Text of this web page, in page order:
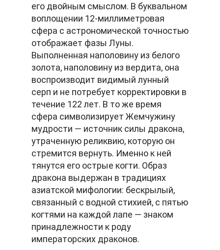
его двойным смыслом. В буквальном
воплощении 12-миллиметровая
сфера с астрономической точностью
отображает фазы Луны.
Выполненная наполовину из белого
золота, наполовину из вердита, она
воспроизводит видимый лунный
серп и не потребует корректировки в
течение 122 лет. В то же время
сфера символизирует Жемчужину
мудрости — источник силы дракона,
утраченную реликвию, которую он
стремится вернуть. Именно к ней
тянутся его острые когти. Образ
дракона выдержан в традициях
азиатской мифологии: бескрылый,
связанный с водной стихией, с пятью
когтями на каждой лапе — знаком
принадлежности к роду
императорских драконов.